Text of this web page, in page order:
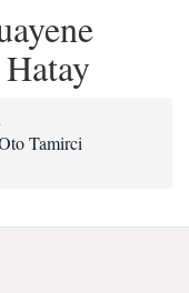
Tamirci